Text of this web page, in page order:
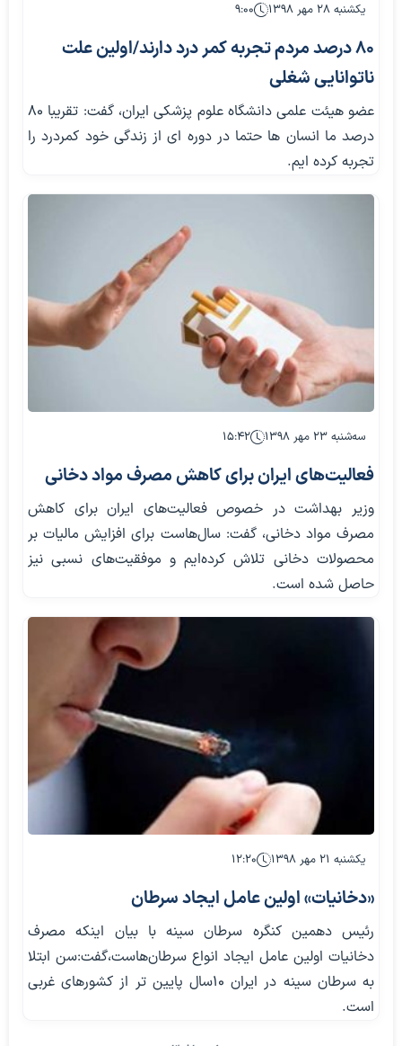
یکشنبه ۲۸ مهر ۱۳۹۸ ۹:۰۰
۸۰ درصد مردم تجربه کمر درد دارند/اولین علت
ناتوانایی شغلی
عضو هیئت علمی دانشگاه علوم پزشکی ایران، گفت: تقریبا ۸۰
درصد ما انسان ها حتما در دوره ای از زندگی خود کمردرد را
تجربه کرده ایم.
سه‌شنبه ۲۳ مهر ۱۳۹۸ ۱۵:۴۲
فعالیت‌های ایران برای کاهش مصرف مواد دخانی
وزیر بهداشت در خصوص فعالیت‌های ایران برای کاهش
مصرف مواد دخانی، گفت: سال‌هاست برای افزایش مالیات بر
محصولات دخانی تلاش کرده‌ایم و موفقیت‌های نسبی نیز
حاصل شده است.
یکشنبه ۲۱ مهر ۱۳۹۸ ۱۲:۲۰
«دخانیات» اولین عامل ایجاد سرطان‌
رئیس دهمین کنگره سرطان سینه با بیان اینکه مصرف
دخانیات اولین عامل ایجاد انواع سرطان‌هاست،گفت:سن ابتلا
به سرطان سینه در ایران ۱۰سال پایین تر از کشورهای غربی
است.